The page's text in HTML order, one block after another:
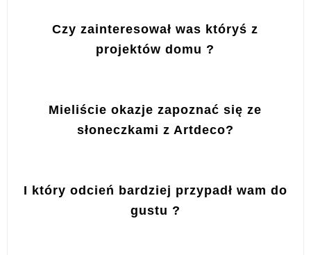
Czy zainteresował was któryś z
projektów domu ?
Mieliście okazje zapoznać się ze
słoneczkami z Artdeco?
I który odcień bardziej przypadł wam do
gustu ?